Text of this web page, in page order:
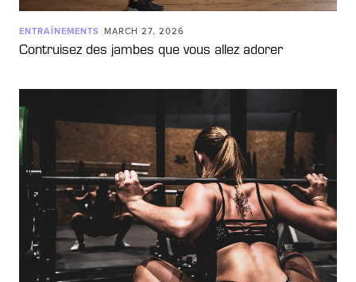
ENTRAÎNEMENTS MARCH 27, 2026
Contruisez des jambes que vous allez adorer